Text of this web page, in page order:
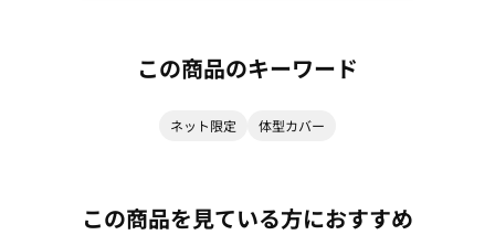
この商品のキーワード
ネット限定 体型カバー
この商品を見ている方におすすめ